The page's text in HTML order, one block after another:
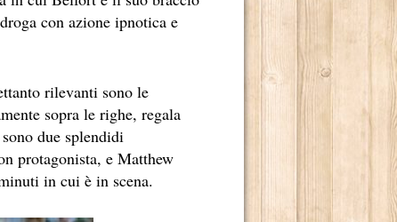
È ANCHE MERITO DI MARCO TULLIO GIORDANA.
con azione ipnotica e
rilevanti sono le
sopra le righe, regala
due splendidi
protagonista, e Matthew
in cui è in scena.